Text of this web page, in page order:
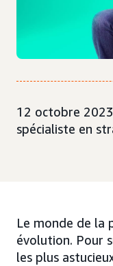
12 octobre
spécialiste en
Le monde de la
évolution. Pour
les plus